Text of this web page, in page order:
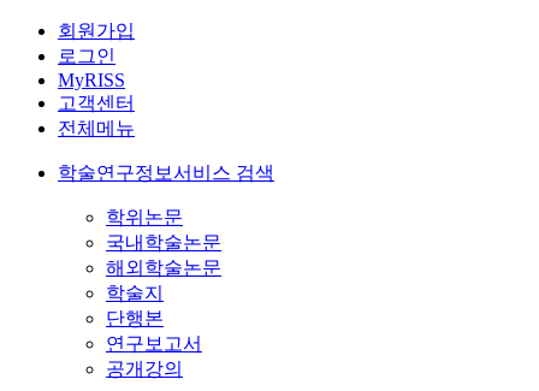
회원가입
로그인
MyRISS
고객센터
전체메뉴
학술연구정보서비스 검색
학위논문
국내학술논문
해외학술논문
학술지
단행본
연구보고서
공개강의